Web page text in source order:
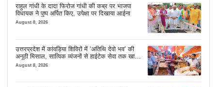
राहुल गांधी के दादा फिरोज गांधी की कब्र पर भाजपा
विधायक ने पुष्प अर्पित किए, उपेक्षा पर दिखाया आईना
August 8, 2026
उत्तरप्रदेश में कांवड़िया शिविरों में ‘अतिथि देवो भव’ की
अनूठी मिसाल, सात्विक व्यंजनों से हाईटेक सेवा तक खास
इंतजाम
August 8, 2026